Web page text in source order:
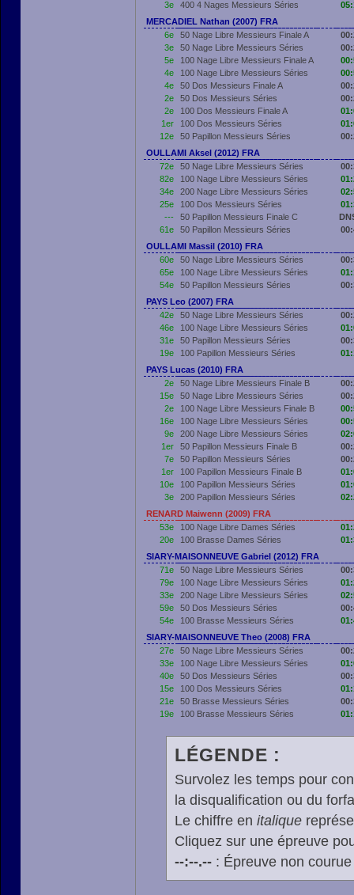
3e
400 4 Nages Messieurs Séries
MERCADIEL Nathan (2007) FRA
6e
50 Nage Libre Messieurs Finale A
3e
50 Nage Libre Messieurs Séries
5e
100 Nage Libre Messieurs Finale A
4e
100 Nage Libre Messieurs Séries
4e
50 Dos Messieurs Finale A
2e
50 Dos Messieurs Séries
2e
100 Dos Messieurs Finale A
1er
100 Dos Messieurs Séries
12e
50 Papillon Messieurs Séries
OULLAMI Aksel (2012) FRA
72e
50 Nage Libre Messieurs Séries
82e
100 Nage Libre Messieurs Séries
34e
200 Nage Libre Messieurs Séries
25e
100 Dos Messieurs Séries
---
50 Papillon Messieurs Finale C
61e
50 Papillon Messieurs Séries
OULLAMI Massil (2010) FRA
60e
50 Nage Libre Messieurs Séries
65e
100 Nage Libre Messieurs Séries
54e
50 Papillon Messieurs Séries
PAYS Leo (2007) FRA
42e
50 Nage Libre Messieurs Séries
46e
100 Nage Libre Messieurs Séries
31e
50 Papillon Messieurs Séries
19e
100 Papillon Messieurs Séries
PAYS Lucas (2010) FRA
2e
50 Nage Libre Messieurs Finale B
15e
50 Nage Libre Messieurs Séries
2e
100 Nage Libre Messieurs Finale B
16e
100 Nage Libre Messieurs Séries
9e
200 Nage Libre Messieurs Séries
1er
50 Papillon Messieurs Finale B
7e
50 Papillon Messieurs Séries
1er
100 Papillon Messieurs Finale B
10e
100 Papillon Messieurs Séries
3e
200 Papillon Messieurs Séries
RENARD Maiwenn (2009) FRA
53e
100 Nage Libre Dames Séries
20e
100 Brasse Dames Séries
SIARY-MAISONNEUVE Gabriel (2012) FRA
71e
50 Nage Libre Messieurs Séries
79e
100 Nage Libre Messieurs Séries
33e
200 Nage Libre Messieurs Séries
59e
50 Dos Messieurs Séries
54e
100 Brasse Messieurs Séries
SIARY-MAISONNEUVE Theo (2008) FRA
27e
50 Nage Libre Messieurs Séries
33e
100 Nage Libre Messieurs Séries
40e
50 Dos Messieurs Séries
15e
100 Dos Messieurs Séries
21e
50 Brasse Messieurs Séries
19e
100 Brasse Messieurs Séries
LÉGENDE :
Survolez les temps pour
la disqualification ou du
Le chiffre en italique
Cliquez sur une épreuve
--:--.--: Épreuve non